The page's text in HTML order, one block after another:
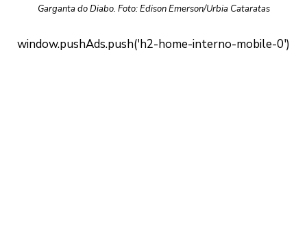
Garganta do Diabo. Foto: Edison Emerson/Urbia Cataratas